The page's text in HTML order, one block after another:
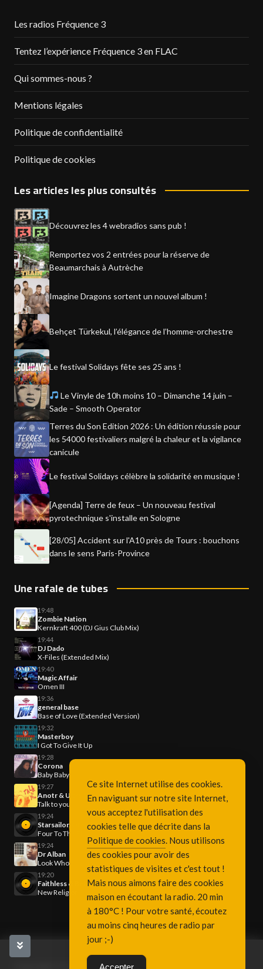
Les radios Fréquence 3
Tentez l’expérience Fréquence 3 en FLAC
Qui sommes-nous ?
Mentions légales
Politique de confidentialité
Politique de cookies
Les articles les plus consultés
Découvrez les 4 webradios sans pub !
Remportez vos 2 entrées pour la réserve de
Beaumarchais à Autrèche
Imagine Dragons sortent un nouvel album !
Behçet Türkekul, l’élégance de l’homme-orchestre
Le festival Solidays fête ses 25 ans !
Le Vinyle de 10h moins 10 – Dimanche 14 juin –
Sade – Smooth Operator
Terres du Son Edition 2026 : Un édition réussie pour
les 54000 festivaliers malgré la chaleur et la vigilance
canicule
Le festival Solidays célèbre la solidarité en musique !
[Agenda] Terre de feux – Un nouveau festival
pyrotechnique s'installe en Sologne
[28/05] Accident sur l'A10 près de Tours : bouchons
dans le sens Paris-Province
Une rafale de tubes
19:48
Zombie Nation
Kernkraft 400 (DJ Gius Club Mix)
19:44
DJ Dado
X-Files (Extended Mix)
19:40
Magic Affair
Omen III
19:36
general base
Base of Love (Extended Version)
19:32
Masterboy
I Got To Give It Up
19:28
Corona
Baby Baby
19:27
Anotr & Ultra 54
Talk to you
19:24
Starsailor, Ofenbach
Four To The Floor
19:24
Dr Alban
Look Who's Talking!
19:20
Faithless & Bebe Rexa
New Religion
Copyright Fréquence 3, since 2001
Ce site Internet utilise des cookies.
En naviguant sur notre site Internet,
vous acceptez l'utilisation des
cookies telle que décrite dans la
Politique de cookies. Nous utilisons
des cookies pour avoir des
statistiques de visites et c'est tout !
Mais nous aimons faire des cookies
maison en écoutant la radio. 20 min
à 180°C ! Pour votre santé, écoutez
au moins cinq heures de radio par
jour ;-)
Accepter